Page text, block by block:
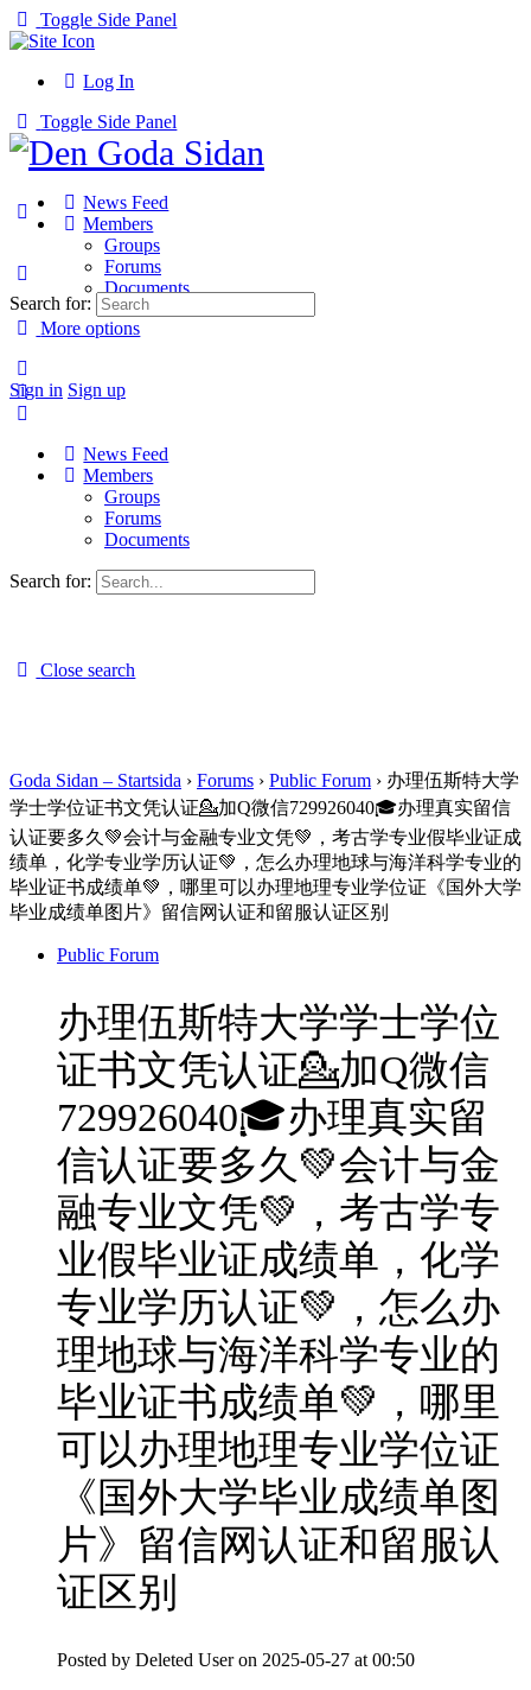
Toggle Side Panel
Log In
Toggle Side Panel
News Feed
Members
Groups
Forums
Documents
More options
Sign in Sign up
Search for:
News Feed
Members
Groups
Forums
Documents
Search for:
Close search
Goda Sidan – Startsida › Forums › Public Forum › 办理伍斯特大学
学士学位证书文凭认证💁加Q微信729926040🎓办理真实留信
认证要多久💚会计与金融专业文凭💚，考古学专业假毕业证成
绩单，化学专业学历认证💚，怎么办理地球与海洋科学专业的
毕业证书成绩单💚，哪里可以办理地理专业学位证《国外大学
毕业成绩单图片》留信网认证和留服认证区别
Public Forum
办理伍斯特大学学士学位
证书文凭认证💁加Q微信
729926040🎓办理真实留
信认证要多久💚会计与金
融专业文凭💚，考古学专
业假毕业证成绩单，化学
专业学历认证💚，怎么办
理地球与海洋科学专业的
毕业证书成绩单💚，哪里
可以办理地理专业学位证
《国外大学毕业成绩单图
片》留信网认证和留服认
证区别
Posted by Deleted User on 2025-05-27 at 00:50